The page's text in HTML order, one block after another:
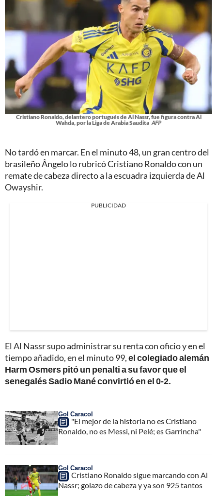
Cristiano Ronaldo, delantero portugués de Al Nassr, fue figura contra Al
Wahda, por la Liga de Arabia Saudita AFP
No tardó en marcar. En el minuto 48, un gran centro del
brasileño Ângelo lo rubricó Cristiano Ronaldo con un
remate de cabeza directo a la escuadra izquierda de Al
Owayshir.
PUBLICIDAD
El Al Nassr supo administrar su renta con oficio y en el
tiempo añadido, en el minuto 99,el colegiado alemán
Harm Osmers pitó un penalti a su favor que el
senegalés Sadio Mané convirtió en el 0-2.
Gol Caracol
"El mejor de la historia no es Cristiano
Ronaldo, no es Messi, ni Pelé; es Garrincha"
Gol Caracol
Cristiano Ronaldo sigue marcando con Al
Nassr; golazo de cabeza y ya son 925 tantos